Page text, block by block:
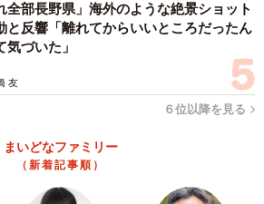
全部長野県」海外のような絶景ショット
と反響「離れてからいいところだったん
気づいた」
友
６位以降を見る
まいどなファミリー
（新着記事順）